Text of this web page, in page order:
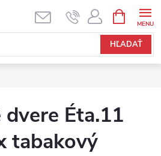
HĽADAŤ
Éta.11
tabakový